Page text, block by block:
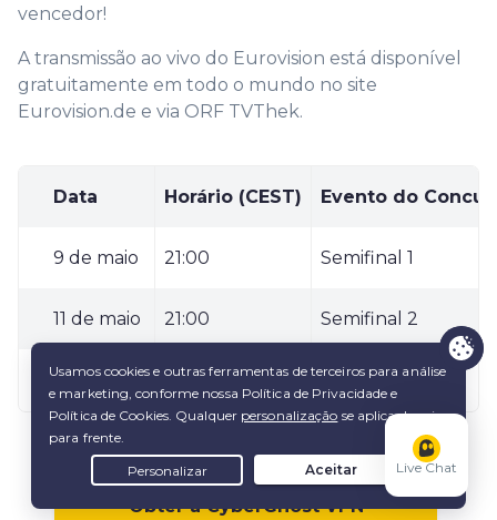
vencedor!
A transmissão ao vivo do Eurovision está disponível
gratuitamente em todo o mundo no site
Eurovision.de e via ORF TVThek.
Data Horário (CEST) Evento do
9 de maio 21:00 Semifinal 1
11 de maio 21:00 Semifinal 2
13 de maio 21:00 Final
Obter a CyberGhost VPN
Live Chat